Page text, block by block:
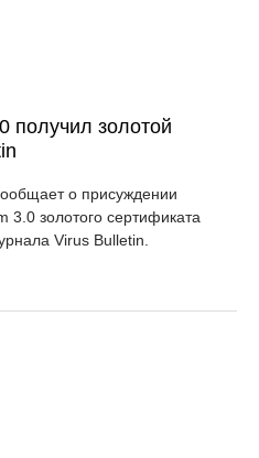
получил золотой
о присуждении
золотого сертификата
Virus Bulletin.